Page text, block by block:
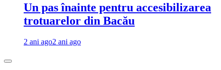
Un pas înainte pentru accesibilizarea
trotuarelor din Bacău
2 ani ago2 ani ago